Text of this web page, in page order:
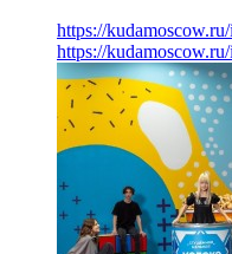
https://
https://